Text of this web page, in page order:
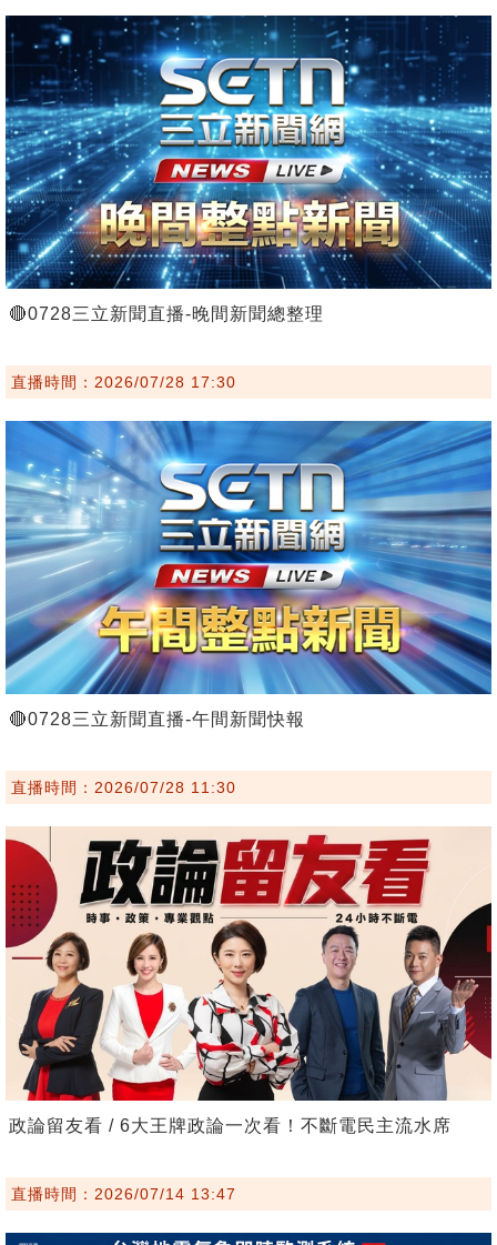
🔴0728三立新聞直播-晚間新聞總整理
直播時間：2026/07/28 17:30
🔴0728三立新聞直播-午間新聞快報
直播時間：2026/07/28 11:30
政論留友看 / 6大王牌政論一次看！不斷電民主流水席
直播時間：2026/07/14 13:47